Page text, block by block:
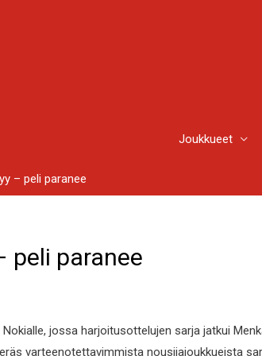
Joukkueet
– peli paranee
peli paranee
jossa harjoitusottelujen sarja jatkui
varteenotettavimmista nousijajoukkueista